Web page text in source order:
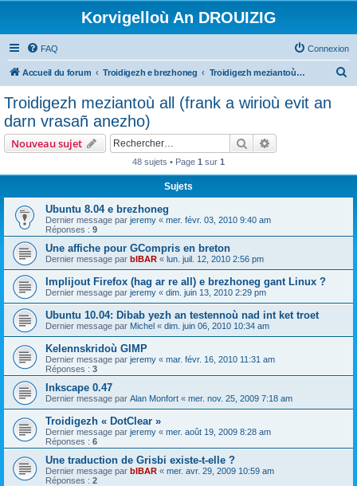
Korvigelloù An DROUIZIG
FAQ Connexion
Accueil du forum Troidigezh e brezhoneg Troidigezh meziantoù all (frank a wirioù evit an darn vrasañ anezho)
Troidigezh meziantoù all (frank a wirioù evit an
darn vrasañ anezho)
Nouveau sujet Rechercher
48 sujets • Page 1 sur 1
Sujets
Ubuntu 8.04 e brezhoneg
Dernier message par jeremy « mer. févr. 03, 2010 9:40 am
Réponses : 9
Une affiche pour GCompris en breton
Dernier message par bIBAR « lun. juil. 12, 2010 2:56 pm
Implijout Firefox (hag ar re all) e brezhoneg gant Linux ?
Dernier message par jeremy « dim. juin 13, 2010 2:29 pm
Ubuntu 10.04: Dibab yezh an testennoù nad int ket troet
Dernier message par Michel « dim. juin 06, 2010 10:34 am
Kelennskridoù GIMP
Dernier message par jeremy « mar. févr. 16, 2010 11:31 am
Réponses : 3
Inkscape 0.47
Dernier message par Alan Monfort « mer. nov. 25, 2009 7:18 am
Troidigezh « DotClear »
Dernier message par jeremy « mer. août 19, 2009 8:28 am
Réponses : 6
Une traduction de Grisbi existe-t-elle ?
Dernier message par bIBAR « mer. avr. 29, 2009 10:59 am
Réponses : 2